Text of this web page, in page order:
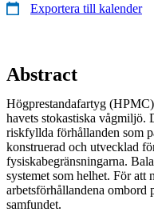
Exportera till kalender
Abstract
Högprestandafartyg
havets stokastiska vågmiljö.
riskfyllda förhållanden som
konstruerad och utvecklad
fysiskabegränsningarna.
systemet som helhet. För att
arbetsförhållandena ombord
samfundet.